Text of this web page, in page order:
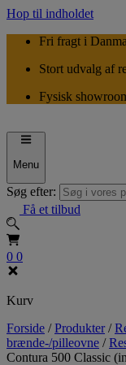
Hop til indholdet
Fri fragt i
Stort udvalg af
Fysisk
Menu
Søg efter:
Få et tilbud
0 0
Kurv
Forside /Produkter /
brænde-/pilleovne /
Contura 500 Classic